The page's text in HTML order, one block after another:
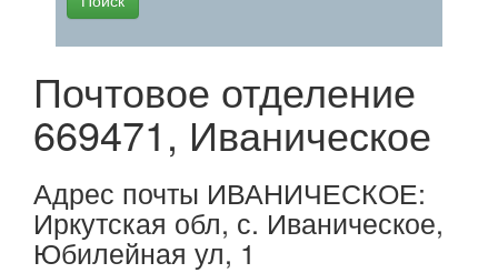
Почтовое отделение
669471, Иваническое
Адрес почты ИВАНИЧЕСКОЕ:
Иркутская обл, с. Иваническое,
Юбилейная ул, 1